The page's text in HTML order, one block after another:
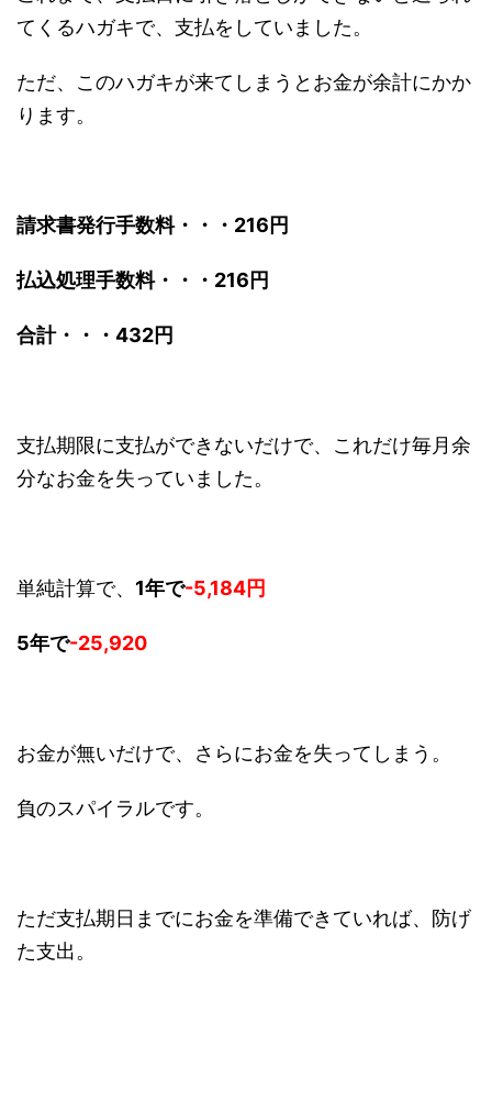
てくるハガキで、支払をしていました。
ただ、このハガキが来てしまうとお金が余計にかか
ります。
請求書発行手数料・・・216円
払込処理手数料・・・216円
合計・・・432円
支払期限に支払ができないだけで、これだけ毎月余
分なお金を失っていました。
単純計算で、 1年で-5,184円
5年で-25,920
お金が無いだけで、さらにお金を失ってしまう。
負のスパイラルです。
ただ支払期日までにお金を準備できていれば、防げ
た支出。